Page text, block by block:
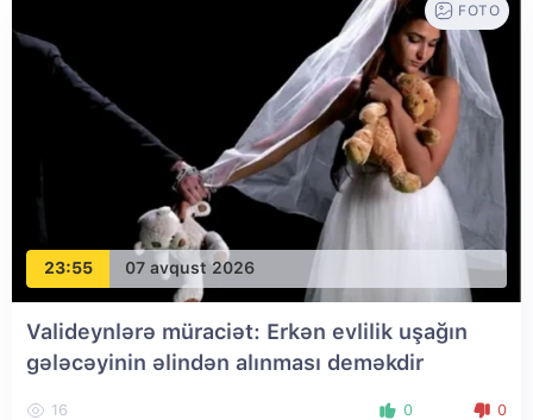
23:55 07 avqust 2026
FOTO
Valideynlərə müraciət: Erkən evlilik uşağın
gələcəyinin əlindən alınması deməkdir
16 0 0